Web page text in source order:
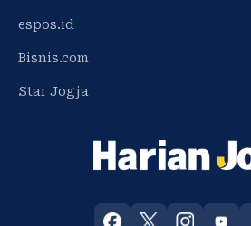
espos.id
Bisnis.com
Star Jogja